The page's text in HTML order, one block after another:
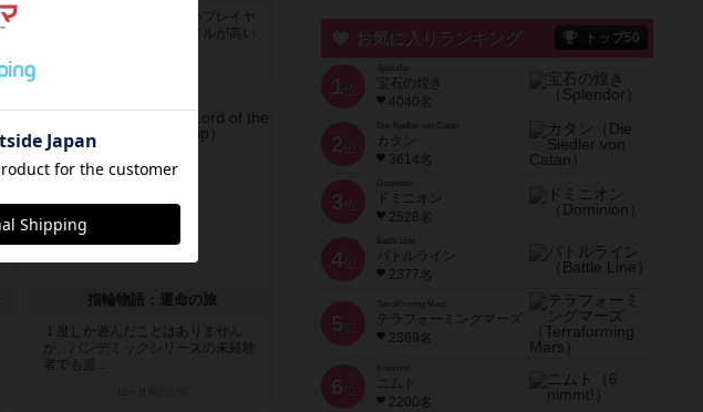
このゲームの経験が少ないプレイヤ
ーだけで遊ぶのにはハードルが高い
指輪物語：運命の旅
１度しか遊んだことはありません
が、パンデミックシリーズの未経験
者でも遊...
お気に入りランキング トップ50
1 位
宝石の煌き
4040名
2 位
Die Siedler von Catan
カタン
3614名
3 位
ドミニオン
2528名
4位
Battle Line
バトルライン
2377名
5 位
Terraforming Mars
テラフォーミングマーズ
2369名
6 位
ニムト
2200名